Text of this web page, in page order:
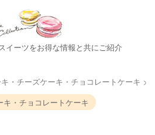
イーツをお得な情報と共にご紹介
・チーズケーキ・チョコレートケーキ >
・チョコレートケーキ